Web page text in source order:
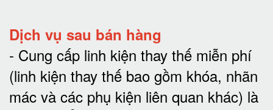
Dịch vụ sau bán hàng
- Cung cấp linh kiện thay thế miễn phí
(linh kiện thay thế bao gồm khóa, nhãn
mác và các phụ kiện liên quan khác) là